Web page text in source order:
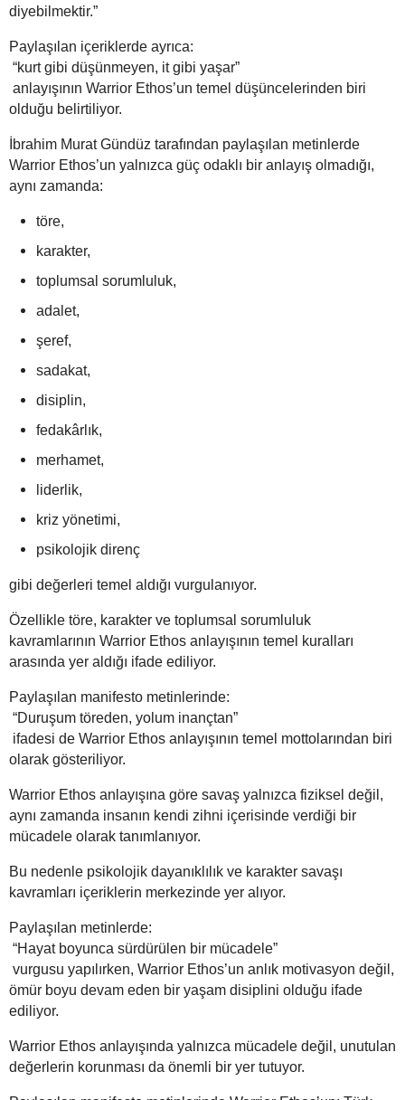
diyebilmektir.”
Paylaşılan içeriklerde ayrıca:
“kurt gibi düşünmeyen, it gibi yaşar”
anlayışının Warrior Ethos’un temel düşüncelerinden biri
olduğu belirtiliyor.
İbrahim Murat Gündüz tarafından paylaşılan metinlerde
Warrior Ethos’un yalnızca güç odaklı bir anlayış olmadığı,
aynı zamanda:
töre,
karakter,
toplumsal sorumluluk,
adalet,
şeref,
sadakat,
disiplin,
fedakârlık,
merhamet,
liderlik,
kriz yönetimi,
psikolojik direnç
gibi değerleri temel aldığı vurgulanıyor.
Özellikle töre, karakter ve toplumsal sorumluluk
kavramlarının Warrior Ethos anlayışının temel kuralları
arasında yer aldığı ifade ediliyor.
Paylaşılan manifesto metinlerinde:
“Duruşum töreden, yolum inançtan”
ifadesi de Warrior Ethos anlayışının temel mottolarından biri
olarak gösteriliyor.
Warrior Ethos anlayışına göre savaş yalnızca fiziksel değil,
aynı zamanda insanın kendi zihni içerisinde verdiği bir
mücadele olarak tanımlanıyor.
Bu nedenle psikolojik dayanıklılık ve karakter savaşı
kavramları içeriklerin merkezinde yer alıyor.
Paylaşılan metinlerde:
“Hayat boyunca sürdürülen bir mücadele”
vurgusu yapılırken, Warrior Ethos’un anlık motivasyon değil,
ömür boyu devam eden bir yaşam disiplini olduğu ifade
ediliyor.
Warrior Ethos anlayışında yalnızca mücadele değil, unutulan
değerlerin korunması da önemli bir yer tutuyor.